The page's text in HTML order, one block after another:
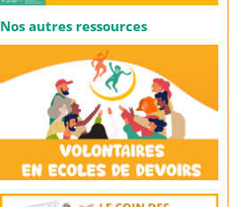
Nos autres ressources